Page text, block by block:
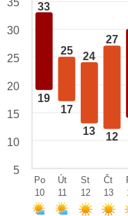
33
19
25
17
24
13
27
12
35
30
25
20
15
10
5
Po
10
Út
11
St
12
Čt
13